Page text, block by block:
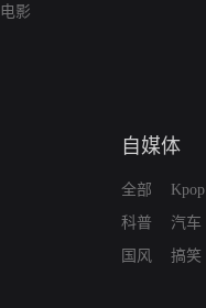
电影
自媒体
全部
科普
国风
Kpop
汽车
搞笑